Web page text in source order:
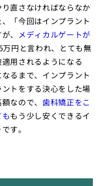
直さなければならなか
「今回はインプラント
、 メディカルゲートが
万円と言われ、とても無
用されるようになる
るまで、インプラント
トをする決心をした場
なので、歯科矯正をこ
もう少し安くできるイ
す。